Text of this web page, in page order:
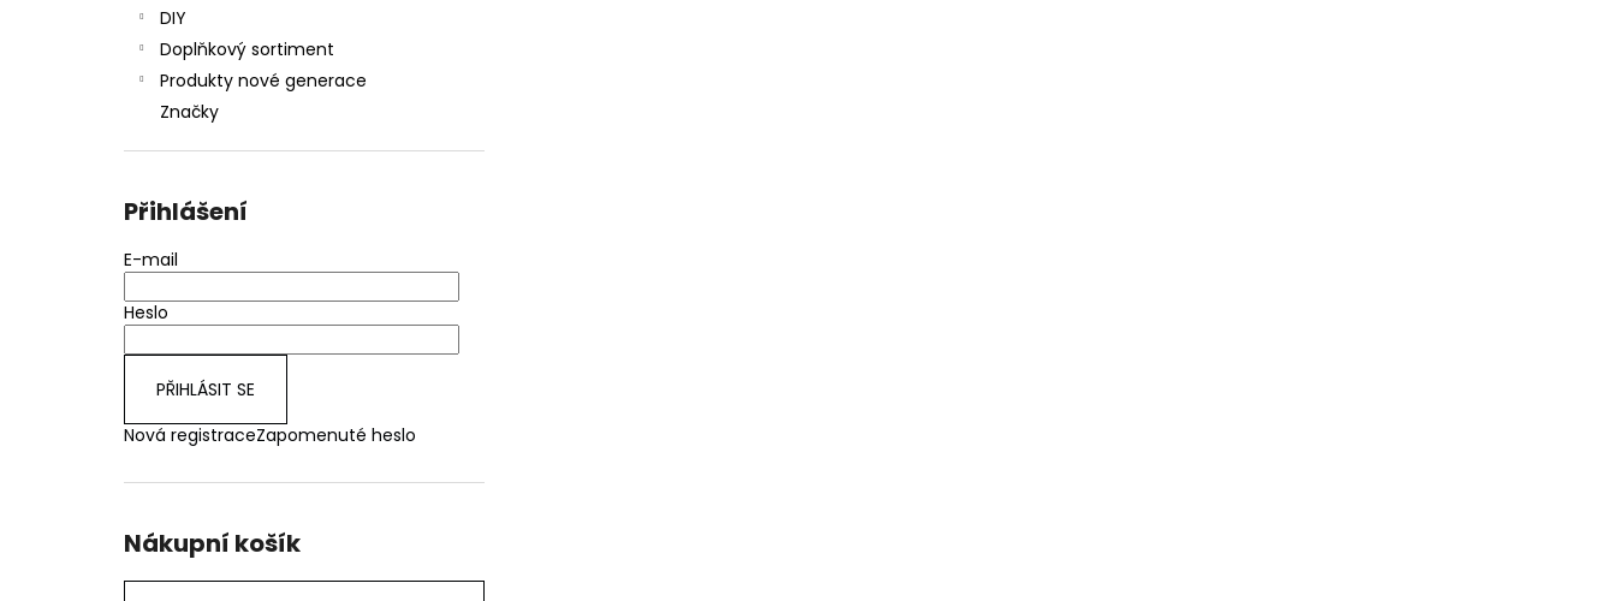
DIY
Doplňkový sortiment
Produkty nové generace
Značky
Přihlášení
E-mail
Heslo
PŘIHLÁSIT SE
Nová registraceZapomenuté heslo
Nákupní košík